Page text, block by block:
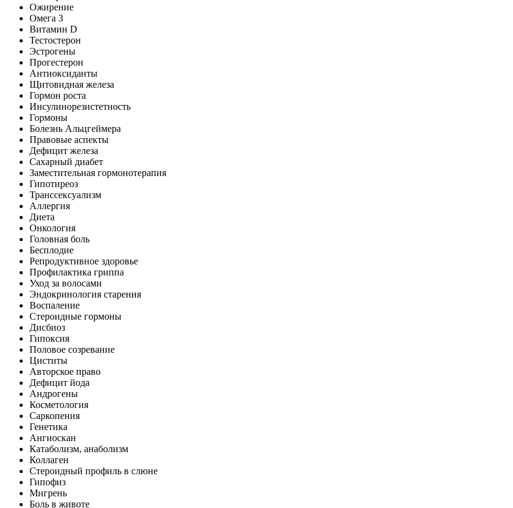
Ожирение
Омега 3
Витамин D
Тестостерон
Эстрогены
Прогестерон
Антиоксиданты
Щитовидная железа
Гормон роста
Инсулинорезистетность
Гормоны
Болезнь Альцгеймера
Правовые аспекты
Дефицит железа
Сахарный диабет
Заместительная гормонотерапия
Гипотиреоз
Транссексуализм
Аллергия
Диета
Онкология
Головная боль
Бесплодие
Репродуктивное здоровье
Профилактика гриппа
Уход за волосами
Эндокринология старения
Воспаление
Стероидные гормоны
Дисбиоз
Гипоксия
Половое созревание
Циститы
Авторское право
Дефицит йода
Андрогены
Косметология
Саркопения
Генетика
Ангиоскан
Катаболизм, анаболизм
Коллаген
Стероидный профиль в слюне
Гипофиз
Мигрень
Боль в животе